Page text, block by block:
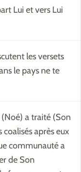
Lui et vers Lui
les versets
le pays ne te
a traité (Son
après eux
communauté a
de Son